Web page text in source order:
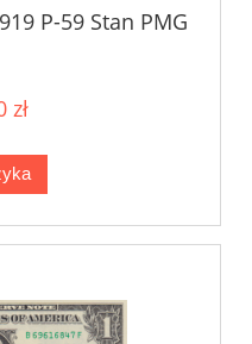
P-59 Stan PMG
zł